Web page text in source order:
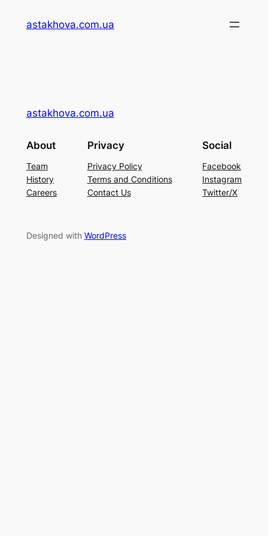
astakhova.com.ua
astakhova.com.ua
About
Team
History
Careers
Privacy
Privacy Policy
Terms and Conditions
Contact Us
Social
Facebook
Instagram
Twitter/X
Designed with WordPress